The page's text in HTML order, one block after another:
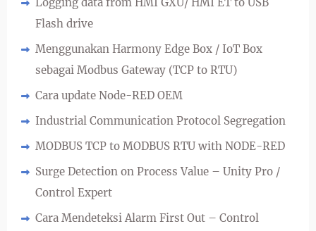
Flash drive
Menggunakan Harmony Edge Box / IoT Box
sebagai Modbus Gateway (TCP to RTU)
Cara update Node-RED OEM
Industrial Communication Protocol Segregation
MODBUS TCP to MODBUS RTU with NODE-RED
Surge Detection on Process Value – Unity Pro /
Control Expert
Cara Mendeteksi Alarm First Out – Control